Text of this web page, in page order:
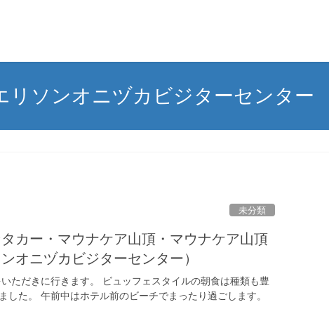
リソンオニヅカビジターセンター
未分類
カー・マウナケア山頂・マウナケア山頂
オニヅカビジターセンター）
ただきに行きます。 ビュッフェスタイルの朝食は種類も豊
た。 午前中はホテル前のビーチでまったり過ごします。